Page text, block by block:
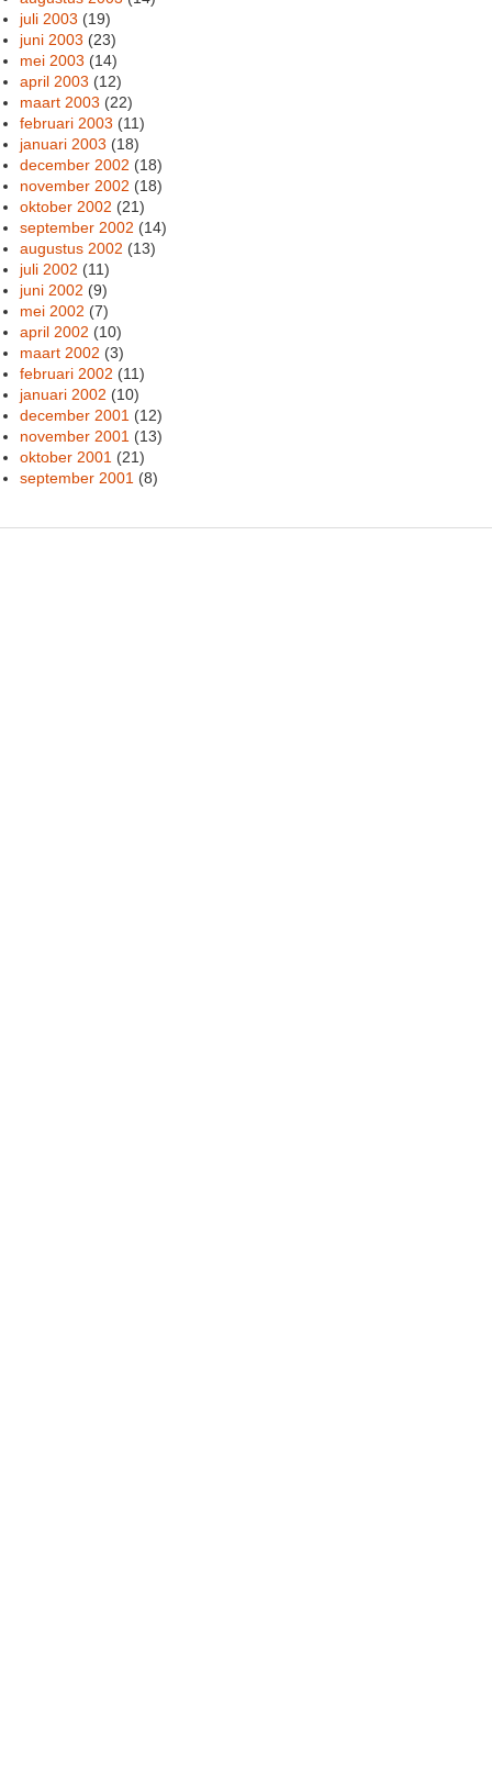
juli 2003 (19)
juni 2003 (23)
mei 2003 (14)
april 2003 (12)
maart 2003 (22)
februari 2003 (11)
januari 2003 (18)
december 2002 (18)
november 2002 (18)
oktober 2002 (21)
september 2002 (14)
augustus 2002 (13)
juli 2002 (11)
juni 2002 (9)
mei 2002 (7)
april 2002 (10)
maart 2002 (3)
februari 2002 (11)
januari 2002 (10)
december 2001 (12)
november 2001 (13)
oktober 2001 (21)
september 2001 (8)